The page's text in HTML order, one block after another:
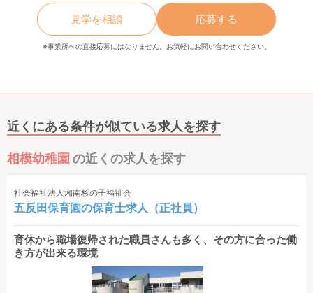
見学を相談 応募する
※事業所への直接応募にはなりません。お気軽にお問い合わせください。
近くにある条件が似ている求人を探す
相模幼稚園 の近くの求人を探す
社会福祉法人湘南杉の子福祉会
五反田保育園の保育士求人（正社員）
育休から職場復帰された職員さんも多く、その方に合った働
き方が出来る環境